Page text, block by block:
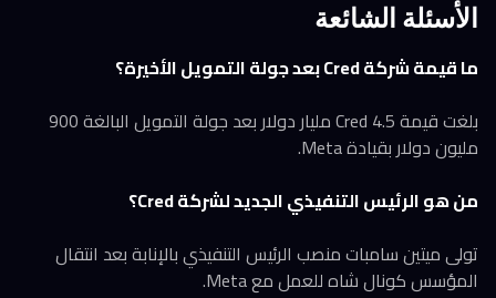
الأسئلة الشائعة
ما قيمة شركة Cred بعد جولة التمويل الأخيرة؟
بلغت قيمة Cred 4.5 مليار دولار بعد جولة التمويل البالغة 900
مليون دولار بقيادة Meta.
من هو الرئيس التنفيذي الجديد لشركة Cred؟
تولى ميتين سامبات منصب الرئيس التنفيذي بالإنابة بعد انتقال
المؤسس كونال شاه للعمل مع Meta.